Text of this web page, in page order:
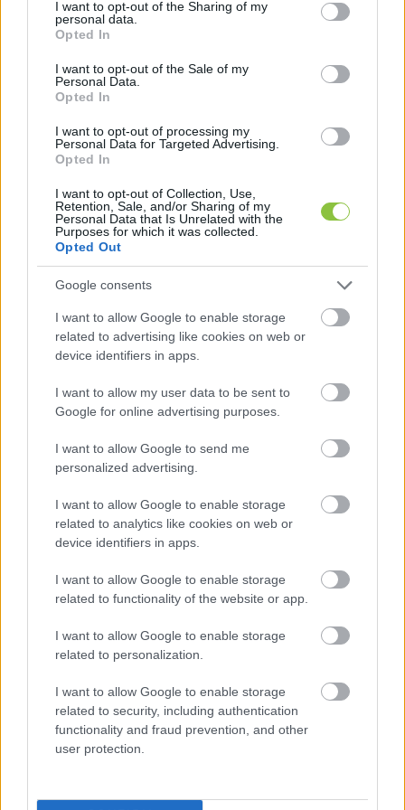
not limited to your visit or usage behaviour. You may click to
grant or deny consent to Google and its third-party tags to
use your data for below specified purposes in below Google
consent section.
I want to opt-out of the Sharing of my
personal data.
Opted In
I want to opt-out of the Sale of my
Personal Data.
Opted In
I want to opt-out of processing my
Personal Data for Targeted Advertising.
Opted In
I want to opt-out of Collection, Use,
Retention, Sale, and/or Sharing of my
Personal Data that Is Unrelated with the
Purposes for which it was collected.
Opted Out
Google consents
I want to allow Google to enable storage
related to advertising like cookies on web or
device identifiers in apps.
I want to allow my user data to be sent to
Google for online advertising purposes.
I want to allow Google to send me
personalized advertising.
I want to allow Google to enable storage
related to analytics like cookies on web or
device identifiers in apps.
I want to allow Google to enable storage
related to functionality of the website or app.
I want to allow Google to enable storage
related to personalization.
I want to allow Google to enable storage
related to security, including authentication
functionality and fraud prevention, and other
user protection.
a Három Lámpásban
Április 12-én nem csak a választási számok jönnek ki, az is
Mi ezt nem egyedül szeretnénk nézni
Balla Szilárd